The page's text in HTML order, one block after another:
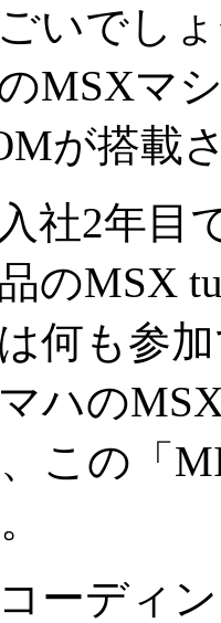
いでしょ
MSXマ
が搭載
社2年目
のMSX
何も参
ハの
この「
ーディ